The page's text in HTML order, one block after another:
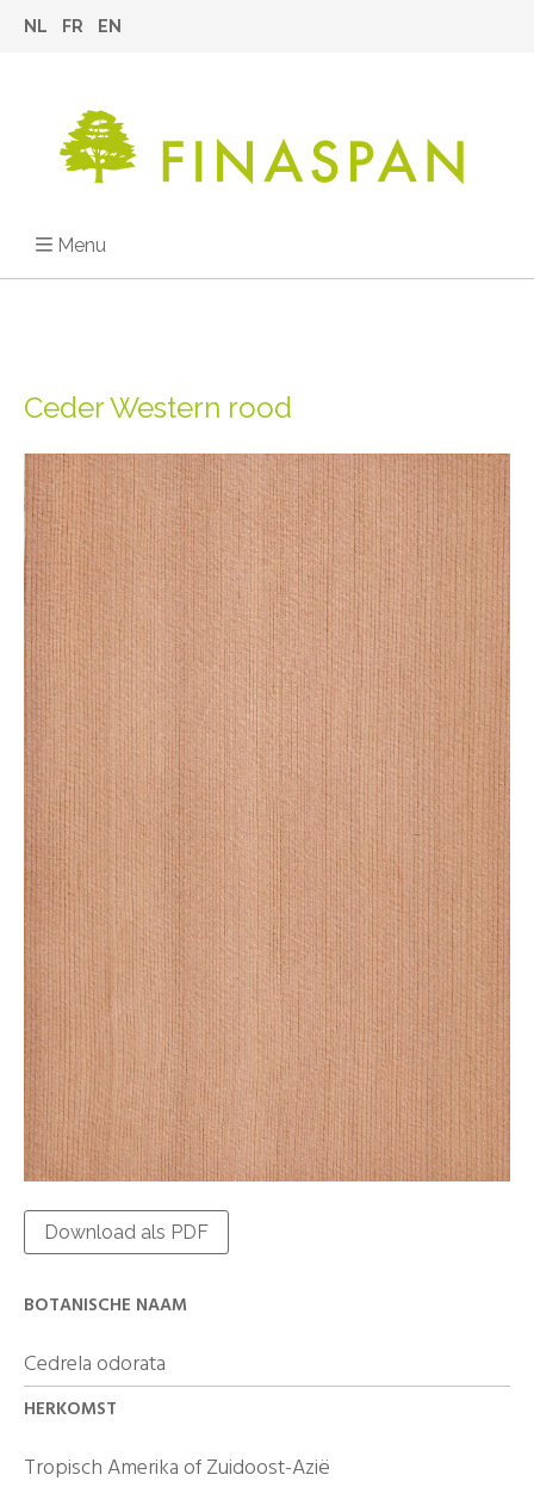
NL FR EN
Menu
Ceder Western rood
Download als PDF
BOTANISCHE NAAM
Cedrela odorata
HERKOMST
Tropisch Amerika of Zuidoost-Azië